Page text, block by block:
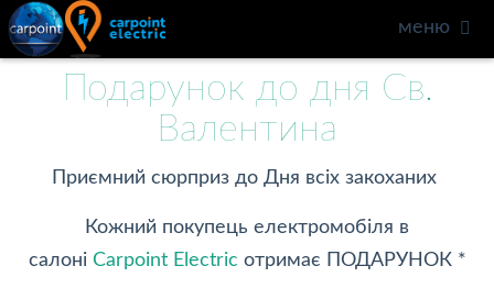
меню
Подарунок до дня Св.
Валентина
Приємний сюрприз до Дня всіх закоханих
Кожний покупець електромобіля в
салоні Carpoint Electric отримає ПОДАРУНОК*